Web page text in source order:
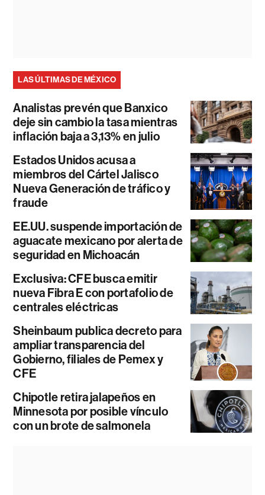
LAS ÚLTIMAS DE MÉXICO
Analistas prevén que Banxico
deje sin cambio la tasa mientras
inflación baja a 3,13% en julio
Estados Unidos acusa a
miembros del Cártel Jalisco
Nueva Generación de tráfico y
fraude
EE.UU. suspende importación de
aguacate mexicano por alerta de
seguridad en Michoacán
Exclusiva: CFE busca emitir
nueva Fibra E con portafolio de
centrales eléctricas
Sheinbaum publica decreto para
ampliar transparencia del
Gobierno, filiales de Pemex y
CFE
Chipotle retira jalapeños en
Minnesota por posible vínculo
con un brote de salmonela